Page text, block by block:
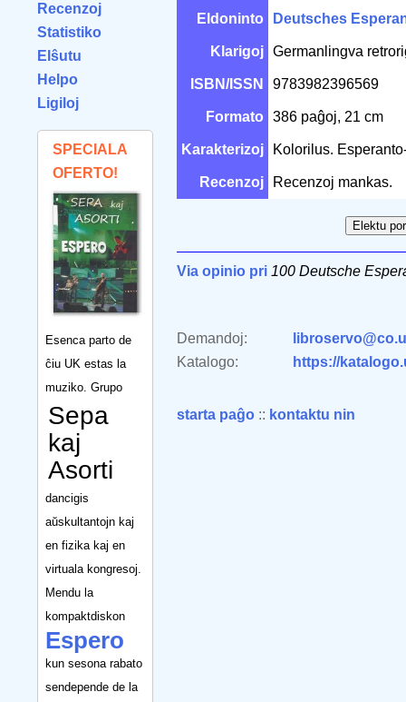
Recenzoj
Statistiko
Elŝutu
Helpo
Ligiloj
SPECIALA
OFERTO!
Esenca parto de
ĉiu UK estas la
muziko. Grupo
Sepa
kaj
Asorti
dancigis
aŭskultantojn kaj
en fizika kaj en
virtuala kongresoj.
Mendu la
kompaktdiskon
Espero
kun sesona rabato
sendepende de la
Eldoninto Deutsches
Klarigoj Germanlingva
ISBN/ISSN 9783982396569
Formato 386 paĝoj, 21 cm
Karakterizoj Kolorilus.
Recenzoj Recenzoj mankas.
Via opinio pri 100 Deutsche
Demandoj:
Katalogo:
https://
starta paĝo :: kontaktu nin